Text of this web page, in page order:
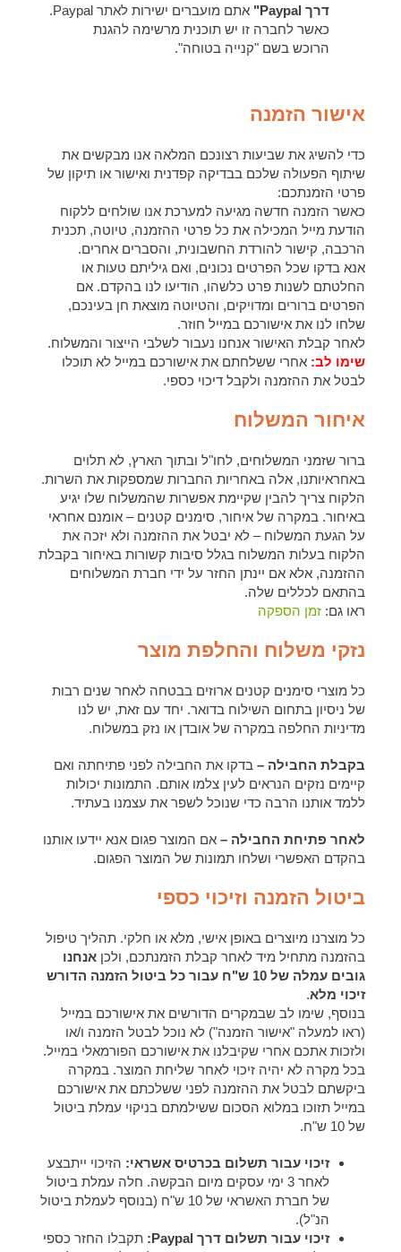
דרך Paypal"
אתם מועברים ישירות לאתר Paypal.
כאשר לחברה זו יש תוכנית מרשימה להגנת
הרוכש בשם "קנייה בטוחה".
אישור הזמנה
כדי להשיג את שביעות רצונכם המלאה אנו מבקשים את
שיתוף הפעולה שלכם בבדיקה קפדנית ואישור או תיקון של
פרטי הזמנתכם:
כאשר הזמנה חדשה מגיעה למערכת אנו שולחים ללקוח
הודעת מייל המכילה את כל פרטי ההזמנה, טיוטה, תכנית
הרכבה, קישור להורדת החשבונית, והסברים אחרים.
אנא בדקו שכל הפרטים נכונים, ואם גיליתם טעות או
החלטתם לשנות פרט כלשהו, הודיעו לנו בהקדם. אם
הפרטים ברורים ומדויקים, והטיוטה מוצאת חן בעינכם,
שלחו לנו את אישורכם במייל חוזר.
לאחר קבלת האישור אנחנו נעבור לשלבי הייצור והמשלוח.
שימו לב: אחרי ששלחתם את אישורכם במייל לא תוכלו
לבטל את ההזמנה ולקבל דיכוי כספי.
איחור המשלוח
ברור שזמני המשלוחים, לחו"ל ובתוך הארץ, לא תלוים
באחראיותנו, אלה באחריות החברות שמספקות את השרות.
הלקוח צריך להבין שקיימת אפשרות שהמשלוח שלו יגיע
באיחור. במקרה של איחור, סימנים קטנים – אומנם אחראי
על הגעת המשלוח – לא יבטל את ההזמנה ולא יזכה את
הלקוח בעלות המשלוח בגלל סיבות קשורות באיחור בקבלת
ההזמנה, אלא אם יינתן החזר על ידי חברת המשלוחים
בהתאם לכללים שלה.
ראו גם: זמן הספקה
נזקי משלוח והחלפת מוצר
כל מוצרי סימנים קטנים ארוזים בבטחה לאחר שנים רבות
של ניסיון בתחום השילוח בדואר. יחד עם זאת, יש לנו
מדיניות החלפה במקרה של אובדן או נזק במשלוח.
בקבלת החבילה – בדקו את החבילה לפני פתיחתה ואם
קיימים נזקים הנראים לעין צלמו אותם. התמונות יכולות
ללמד אותנו הרבה כדי שנוכל לשפר את עצמנו בעתיד.
לאחר פתיחת החבילה – אם המוצר פגום אנא יידעו אותנו
בהקדם האפשרי ושלחו תמונות של המוצר הפגום.
ביטול הזמנה וזיכוי כספי
כל מוצרנו מיוצרים באופן אישי, מלא או חלקי. תהליך טיפול
בהזמנה מתחיל מיד לאחר קבלת הזמנתכם, ולכן אנחנו
גובים עמלה של 10 ש"ח עבור כל ביטול הזמנה הדורש
זיכוי מלא.
בנוסף, שימו לב שבמקרים הדורשים את אישורכם במייל
(ראו למעלה "אישור הזמנה") לא נוכל לבטל הזמנה ו/או
ולזכות אתכם אחרי שקיבלנו את אישורכם הפורמאלי במייל.
בכל מקרה לא יהיה זיכוי לאחר שליחת המוצר. במקרה
ביקשתם לבטל את ההזמנה לפני ששלכתם את אישורכם
במייל תזוכו במלוא הסכום ששילמתם בניקוי עמלת ביטול
של 10 ש"ח.
זיכוי עבור תשלום בכרטיס אשראי: הזיכוי ייתבצע
לאחר 3 ימי עסקים מיום הבקשה. חלה עמלת ביטול
של חברת האשראי של 10 ש"ח (בנוסף לעמלת ביטול
הנ"ל).
זיכוי עבור תשלום דרך Paypal:
תקבלו החזר כספי